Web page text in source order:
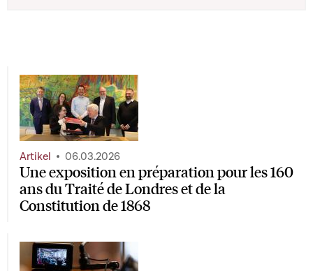
Une exposition en préparation pour les 160
ans du Traité de Londres et de la
Constitution de 1868
Artikel 06.03.2026